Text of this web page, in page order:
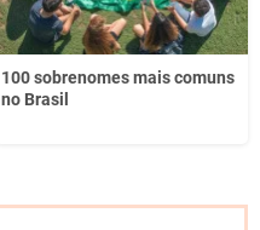
100 sobrenomes mais comuns
no Brasil